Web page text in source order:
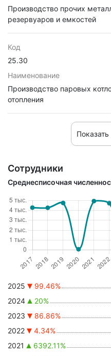
Производство прочих
резервуаров и емкостей
Код
25.30
Наименование
Производство паровых
отопления
Сотрудники
Среднесписочная
2025 99.46%
2024
20%
2023
86.86%
2022
4.34%
2021
6392.11%